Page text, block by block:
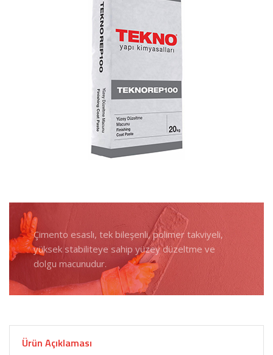
Çimento esaslı, tek bileşenli, polimer takviyeli,
yüksek stabiliteye sahip yüzey düzeltme ve
dolgu macunudur.
Ürün Açıklaması